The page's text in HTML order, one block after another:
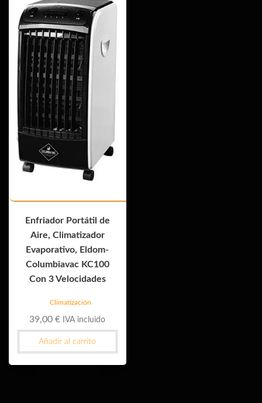
Enfriador Portátil de
Aire, Climatizador
Evaporativo, Eldom-
Columbiavac KC100
Con 3 Velocidades
Climatización
39,00€ IVA incluido
Añadir al carrito